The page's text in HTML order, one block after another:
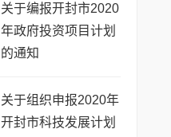
关于编报开封市2020
年政府投资项目计划
的通知
关于组织申报2020年
开封市科技发展计划